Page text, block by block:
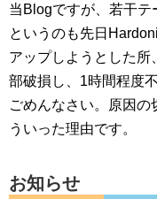
当Blogですが、若干テ
というのも先日
アップしようとした所
部破損し、1時間程度
ごめんなさい。原因
ういった理由です。
お知らせ